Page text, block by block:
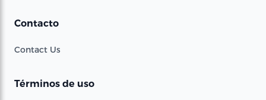
Contacto
Contact Us
Términos de uso